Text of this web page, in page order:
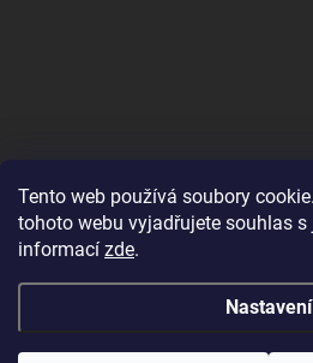
Tento web používá soubory
tohoto webu vyjadřujete souhlas
informací zde.
Nastavení